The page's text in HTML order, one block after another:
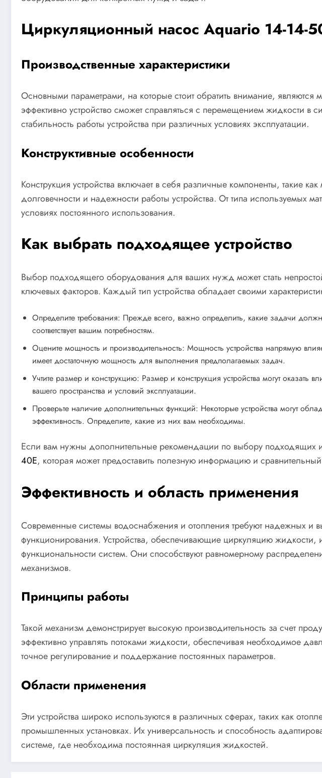
Циркуляционный насос Aquario 14-14-
Производственные характеристики
Основными параметрами, на которые стоит обратить внимание,
эффективно устройство сможет справляться с перемещением жидкости в
стабильность работы устройства при различных условиях эксплуатации.
Конструктивные особенности
Конструкция устройства включает в себя различные компоненты, такие
долговечности и надежности работы устройства. От типа используемых
условиях постоянного использования.
Как выбрать подходящее устройство
Выбор подходящего оборудования для ваших нужд может стать
ключевых факторов. Каждый тип устройства обладает своими
Определите требования: Прежде всего, важно определить, какие задачи
соответствует вашим потребностям.
Оцените мощность и производительность: Мощность устройства напрямую
имеет достаточную мощность для выполнения предполагаемых задач.
Учтите размер и конструкцию: Размер и конструкция устройства могут оказать
вашего пространства и условий эксплуатации.
Проверьте наличие дополнительных функций: Некоторые устройства могут
эффективность. Определите, какие из них вам необходимы.
Если вам нужны дополнительные рекомендации по выбору подходящих
40Е, которая может предоставить полезную информацию и
Эффективность и область применения
Современные системы водоснабжения и отопления требуют надежных и
функционирования. Устройства, обеспечивающие циркуляцию
функциональности систем. Они способствуют равномерному
механизмов.
Принципы работы
Такой механизм демонстрирует высокую производительность за счет
эффективно управлять потоками жидкости, обеспечивая необходимое
точное регулирование и поддержание постоянных параметров.
Области применения
Эти устройства широко используются в различных сферах, таких как
промышленных установках. Их универсальность и способность
системе, где необходима постоянная циркуляция жидкостей.